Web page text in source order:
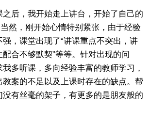
，我开始走上讲台，开始了自己的
然，刚开始心情特别紧张，由于经验
，课堂出现了“讲课重点不突出，讲
合不够默契”等等。针对出现的问
多听课，多向经验丰富的教师学习，
教案的不足以及上课时存在的缺点。帮
有丝毫的架子，有更多的是朋友般的